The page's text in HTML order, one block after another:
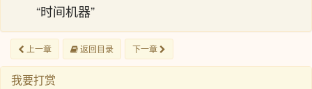
“时间机器”
上一章 返回目录 下一章
我要打赏